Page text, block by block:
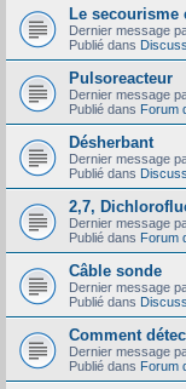
Le secourisme
Dernier message
Publié dans
Pulsoreacteur
Dernier message
Publié dans Forum
Désherbant
Dernier message
Publié dans
2,7,
Dernier message
Publié dans Forum
Câble sonde
Dernier message
Publié dans
Comment
Dernier message
Publié dans Forum